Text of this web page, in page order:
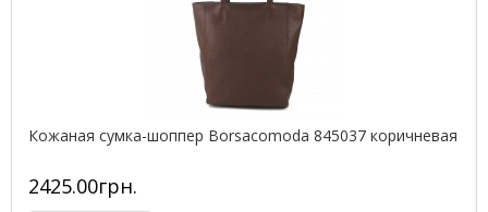
Кожаная сумка-шоппер Borsacomoda 845037 коричневая
2425.00грн.